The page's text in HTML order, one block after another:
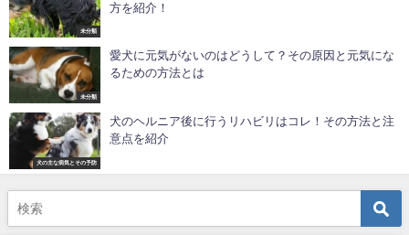
未分類
方を紹介！
未分類
愛犬に元気がないのはどうして？その原因と元気にな
るための方法とは
犬の主な病気とその予防
犬のヘルニア後に行うリハビリはコレ！その方法と注
意点を紹介